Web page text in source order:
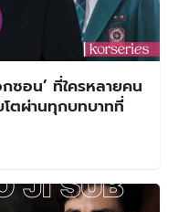
กซอน’ ที่ใครหลายคน
ตผ่านทุกบทบาทที่